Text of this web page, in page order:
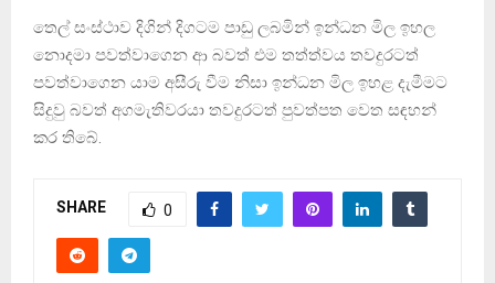
තෙල් සංස්ථාව දිගින් දිගටම පාඩු ලබමින් ඉන්ධන මිල ඉහල
නොදමා පවත්වාගෙන ආ බවත් එම තත්ත්වය තවදුරටත්
පවත්වාගෙන යාම අසීරු වීම නිසා ඉන්ධන මිල ඉහළ දැමීමට
සිදුවු බවත් අගමැතිවරයා තවදුරටත් පුවත්පත වෙත සඳහන්
කර තිබේ.
SHARE 0